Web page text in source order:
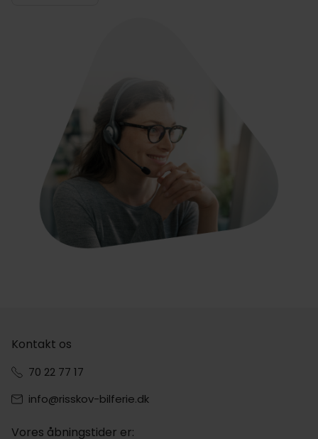
Kontakt os
70 22 77 17
info@risskov-bilferie.dk
Vores åbningstider er: